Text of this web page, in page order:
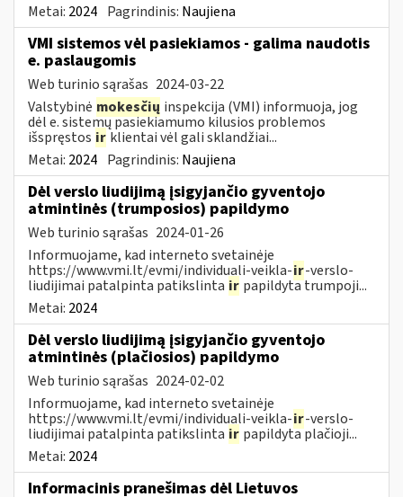
Metai: 2024 Pagrindinis: Naujiena
VMI sistemos vėl pasiekiamos - galima naudotis
e. paslaugomis
Web turinio sąrašas 2024-03-22
Valstybinė mokesčių inspekcija (VMI) informuoja, jog
dėl e. sistemų pasiekiamumo kilusios problemos
išspręstos ir klientai vėl gali sklandžiai...
Metai: 2024 Pagrindinis: Naujiena
Dėl verslo liudijimą įsigyjančio gyventojo
atmintinės (trumposios) papildymo
Web turinio sąrašas 2024-01-26
Informuojame, kad interneto svetainėje
https://www.vmi.lt/evmi/individuali-veikla-ir-verslo-
liudijimai patalpinta patikslinta ir papildyta trumpoji...
Metai: 2024
Dėl verslo liudijimą įsigyjančio gyventojo
atmintinės (plačiosios) papildymo
Web turinio sąrašas 2024-02-02
Informuojame, kad interneto svetainėje
https://www.vmi.lt/evmi/individuali-veikla-ir-verslo-
liudijimai patalpinta patikslinta ir papildyta plačioji...
Metai: 2024
Informacinis pranešimas dėl Lietuvos